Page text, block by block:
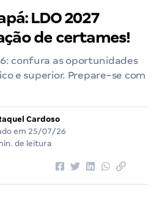
LDO 2027
de certames!
confura as oportunidades
e superior. Prepare-se com
Cardoso
em 25/07/26
de leitura